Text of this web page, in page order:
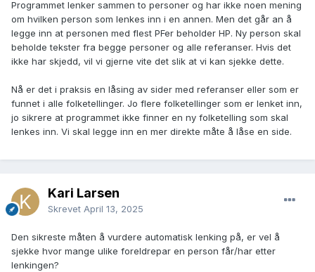
kilden en ser på, ser ut til å passe inn i den andre profilen.
Vi må få på plass et sted vi kan krysse av for en profil som
er manuelt sjekket og som ikke tas inn i automatisk kobling.
For alle profiler som ikke har dette krysset må vi anta at
dobbeltsjekket. Jeg vil tro jeg må inn i 5000 profiler og sette
et kryss, men det får så være.
En siste ting som irriterer meg en smule er at det som kobles
fra profilen som linkes inn som HP, og det meste annet blir
slettet.
Programmet lenker sammen to personer og har ikke noen mening
om hvilken person som lenkes inn i en annen. Men det går an å
legge inn at personen med flest PFer beholder HP. Ny person skal
beholde tekster fra begge personer og alle referanser. Hvis det
ikke har skjedd, vil vi gjerne vite det slik at vi kan sjekke dette.
Nå er det i praksis en låsing av sider med referanser eller som er
funnet i alle folketellinger. Jo flere folketellinger som er lenket inn,
jo sikrere at programmet ikke finner en ny folketelling som skal
lenkes inn. Vi skal legge inn en mer direkte måte å låse en side.
Kari Larsen
Skrevet April 13, 2025
Den sikreste måten å vurdere automatisk lenking på, er vel å
sjekke hvor mange ulike foreldrepar en person får/har etter
lenkingen?